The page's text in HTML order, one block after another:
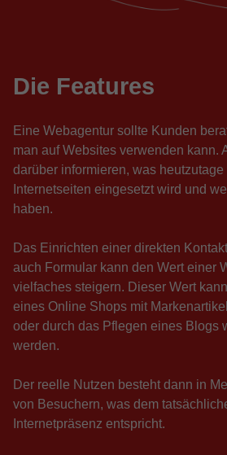
Die Features
Eine Webagentur sollte Kunden
man auf Websites verwenden kann.
darüber informieren, was heutzutage
Internetseiten eingesetzt wird und
haben.
Das Einrichten einer direkten
auch Formular kann den Wert einer
vielfaches steigern. Dieser Wert
eines Online Shops mit
oder durch das Pflegen eines Blogs
werden.
Der reelle Nutzen besteht dann in
von Besuchern, was dem
Internetpräsenz entspricht.